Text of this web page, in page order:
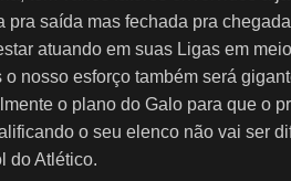
pra saída mas fechada pra
atuando em suas Ligas em
o nosso esforço também será
o plano do Galo para que o
o seu elenco não vai ser
do Atlético.